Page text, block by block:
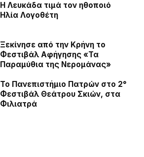
Η Λευκάδα τιμά τον ηθοποιό
Ηλία Λογοθέτη
Ξεκίνησε από την Κρήνη το
Φεστιβάλ Αφήγησης «Τα
Παραμύθια της Νερομάνας»
Το Πανεπιστήμιο Πατρών στο 2°
Φεστιβάλ Θεάτρου Σκιών, στα
Φιλιατρά